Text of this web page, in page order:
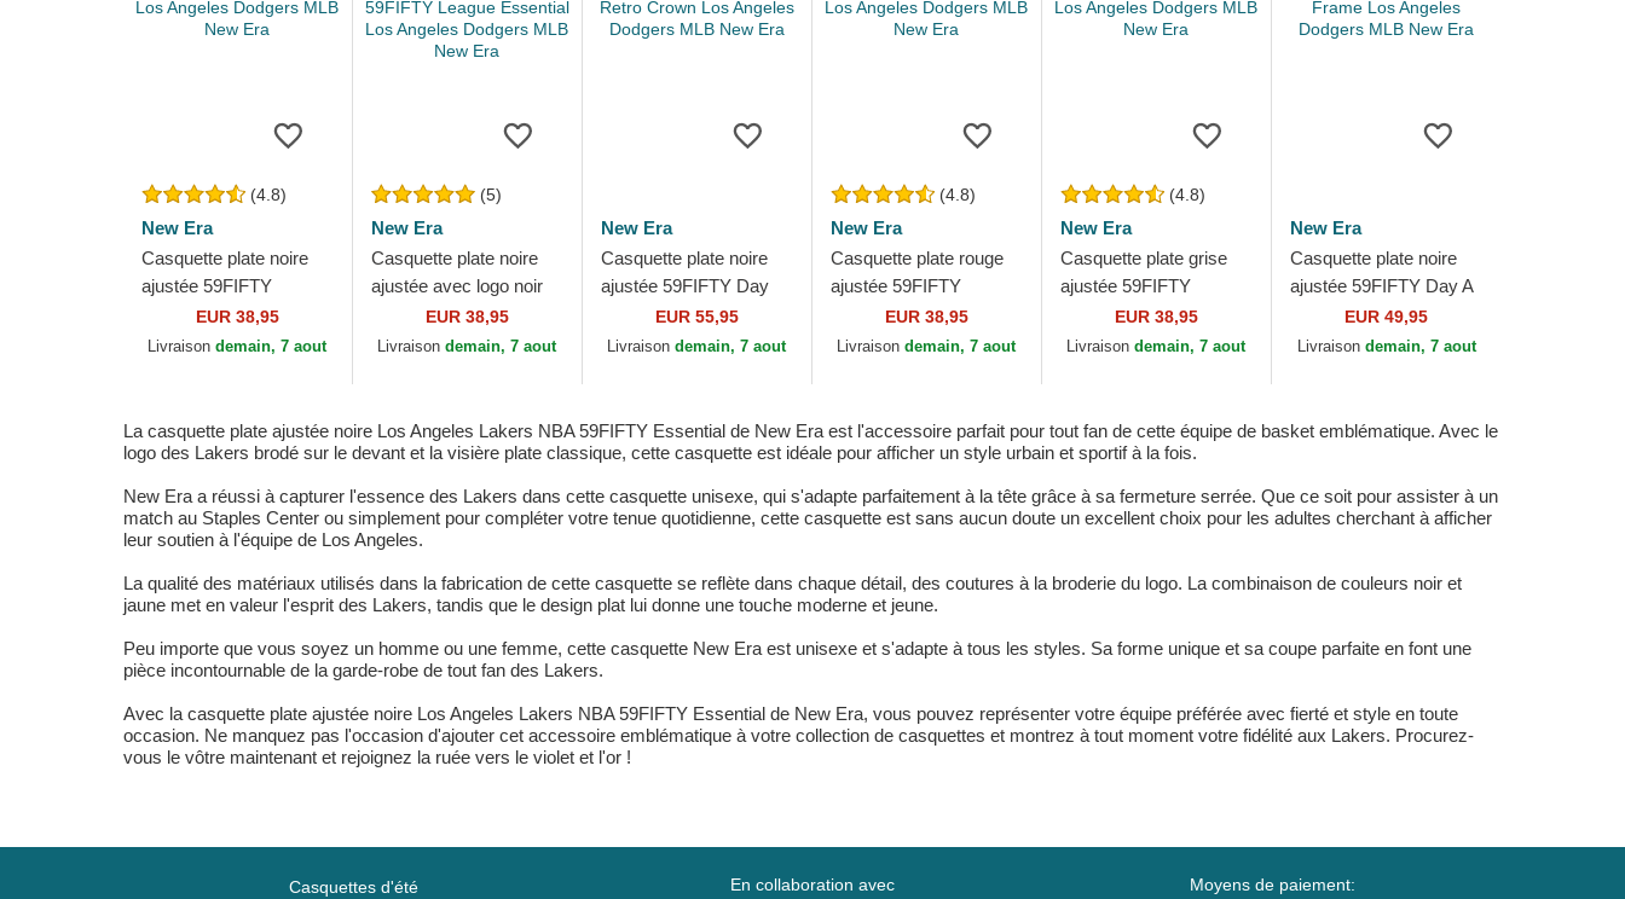
(4.8)
New Era
Casquette plate noire
ajustée 59FIFTY
Essential Los Angeles
Dodgers MLB New Era
EUR 38,95
Livraisondemain, 7 aout
(5)
New Era
Casquette plate noire
ajustée avec logo noir
59FIFTY League
Essential Los Angeles
EUR 38,95
Livraisondemain, 7 aout
New Era
Casquette plate noire
ajustée 59FIFTY Day
Retro Crown Los
Angeles Dodgers MLB
EUR 55,95
Livraisondemain, 7 aout
(4.8)
New Era
Casquette plate rouge
ajustée 59FIFTY
Essential Los Angeles
Dodgers MLB New Era
EUR 38,95
Livraisondemain, 7 aout
(4.8)
New Era
Casquette plate grise
ajustée 59FIFTY
Essential Los Angeles
Dodgers MLB New Era
EUR 38,95
Livraisondemain, 7 aout
New Era
Casquette plate noire
ajustée 59FIFTY Day A
Frame Los Angeles
Dodgers MLB New Era
EUR 49,95
Livraison demain, 7 aout
La casquette plate ajustée noire Los Angeles Lakers NBA 59FIFTY Essential de New Era est l'accessoire parfait pour tout fan de cette équipe de basket emblématique. Avec le
logo des Lakers brodé sur le devant et la visière plate classique, cette casquette est idéale pour afficher un style urbain et sportif à la fois.
New Era a réussi à capturer l'essence des Lakers dans cette casquette unisexe, qui s'adapte parfaitement à la tête grâce à sa fermeture serrée. Que ce soit pour assister à un
match au Staples Center ou simplement pour compléter votre tenue quotidienne, cette casquette est sans aucun doute un excellent choix pour les adultes cherchant à afficher
leur soutien à l'équipe de Los Angeles.
La qualité des matériaux utilisés dans la fabrication de cette casquette se reflète dans chaque détail, des coutures à la broderie du logo. La combinaison de couleurs noir et
jaune met en valeur l'esprit des Lakers, tandis que le design plat lui donne une touche moderne et jeune.
Peu importe que vous soyez un homme ou une femme, cette casquette New Era est unisexe et s'adapte à tous les styles. Sa forme unique et sa coupe parfaite en font une
pièce incontournable de la garde-robe de tout fan des Lakers.
Avec la casquette plate ajustée noire Los Angeles Lakers NBA 59FIFTY Essential de New Era, vous pouvez représenter votre équipe préférée avec fierté et style en toute
occasion. Ne manquez pas l'occasion d'ajouter cet accessoire emblématique à votre collection de casquettes et montrez à tout moment votre fidélité aux Lakers. Procurez-
vous le vôtre maintenant et rejoignez la ruée vers le violet et l'or !
Casquettes d'été En collaboration avec Moyens de paiement: